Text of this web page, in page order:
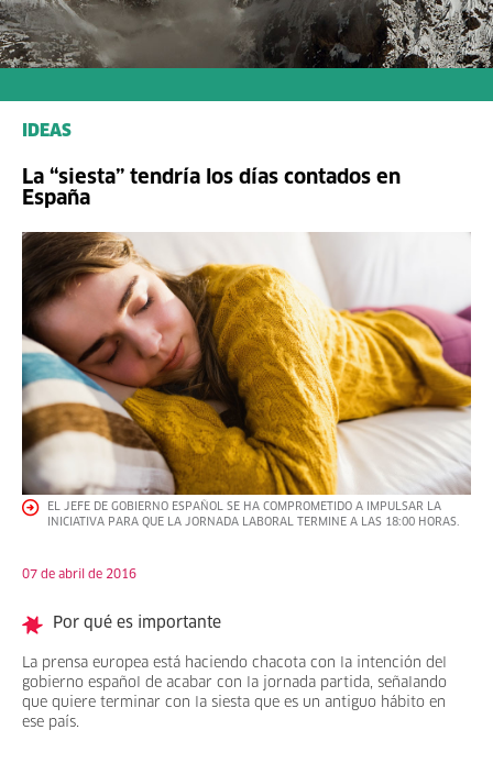
IDEAS
La “siesta” tendría los días contados en
España
EL JEFE DE GOBIERNO ESPAÑOL SE HA COMPROMETIDO A IMPULSAR LA
INICIATIVA PARA QUE LA JORNADA LABORAL TERMINE A LAS 18:00 HORAS.
07 de abril de 2016
Por qué es importante
La prensa europea está haciendo chacota con la intención del
gobierno español de acabar con la jornada partida, señalando
que quiere terminar con la siesta que es un antiguo hábito en
ese país.